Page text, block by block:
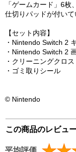
「ゲームカード」6
仕切りパッドが付いて
【セット内容】
・Nintendo Switch 2
・Nintendo Switch 2
・クリーニングクロス
・ゴミ取りシール
© Nintendo
この商品のレビュ